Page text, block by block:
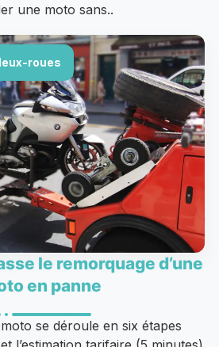
une moto sans..
roues
le remorquage d’une
en panne
se déroule en six étapes